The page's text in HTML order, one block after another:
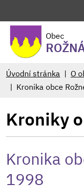
Obec
Úvodní stránka O
Kronika obce
Kroniky
Kronika
1998